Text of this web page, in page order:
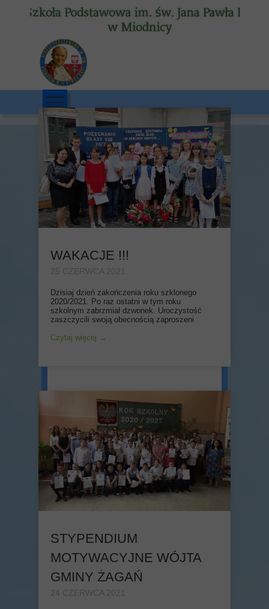
WAKACJE !!!
25 CZERWCA 2021
Dzisiaj dzień zakończenia roku szklonego
2020/2021. Po raz ostatni w tym roku
szkolnym zabrzmiał dzwonek. Uroczystość
zaszczycili swoją obecnością zaproszeni
Czytaj więcej →
STYPENDIUM
MOTYWACYJNE WÓJTA
GMINY ŻAGAŃ
24 CZERWCA 2021
ROK SZKOLNY 2020/2021